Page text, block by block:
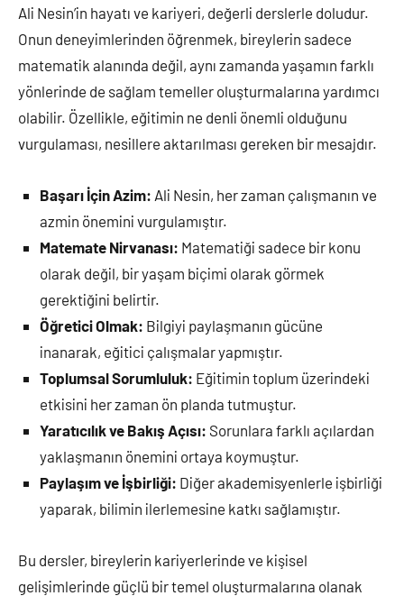
Ali Nesin’in hayatı ve kariyeri, değerli derslerle doludur.
Onun deneyimlerinden öğrenmek, bireylerin sadece
matematik alanında değil, aynı zamanda yaşamın farklı
yönlerinde de sağlam temeller oluşturmalarına yardımcı
olabilir. Özellikle, eğitimin ne denli önemli olduğunu
vurgulaması, nesillere aktarılması gereken bir mesajdır.
Başarı İçin Azim: Ali Nesin, her zaman çalışmanın ve
azmin önemini vurgulamıştır.
Matemate Nirvanası: Matematiği sadece bir konu
olarak değil, bir yaşam biçimi olarak görmek
gerektiğini belirtir.
Öğretici Olmak: Bilgiyi paylaşmanın gücüne
inanarak, eğitici çalışmalar yapmıştır.
Toplumsal Sorumluluk: Eğitimin toplum üzerindeki
etkisini her zaman ön planda tutmuştur.
Yaratıcılık ve Bakış Açısı: Sorunlara farklı açılardan
yaklaşmanın önemini ortaya koymuştur.
Paylaşım ve İşbirliği: Diğer akademisyenlerle işbirliği
yaparak, bilimin ilerlemesine katkı sağlamıştır.
Bu dersler, bireylerin kariyerlerinde ve kişisel
gelişimlerinde güçlü bir temel oluşturmalarına olanak